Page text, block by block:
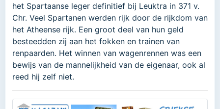
het Spartaanse leger definitief bij Leuktra in 371 v.
Chr. Veel Spartanen werden rijk door de rijkdom van
het Atheense rijk. Een groot deel van hun geld
besteedden zij aan het fokken en trainen van
renpaarden. Het winnen van wagenrennen was een
bewijs van de mannelijkheid van de eigenaar, ook al
reed hij zelf niet.